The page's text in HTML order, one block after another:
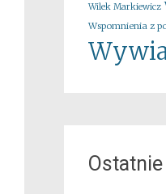
Wilek Markiewicz
Wspomnienia z